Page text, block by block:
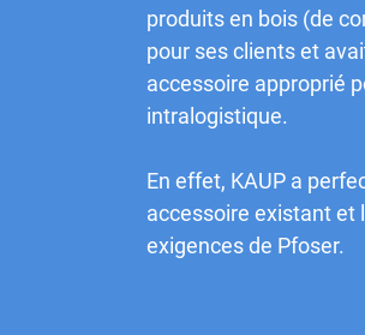
produits en bois (de
pour ses clients et
accessoire approprié
intralogistique.
En effet, KAUP a
accessoire existant et
exigences de Pfoser.